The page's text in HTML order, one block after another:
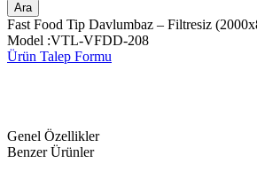
Ara
Fast Food Tip Davlumbaz – Filtresiz
Model :VTL-VFDD-208
Ürün Talep Formu
Genel Özellikler
Benzer Ürünler